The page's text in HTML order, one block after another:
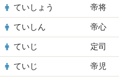
ていしょう 帝将
ていしん 帝心
ていじ 定司
ていじ 帝児